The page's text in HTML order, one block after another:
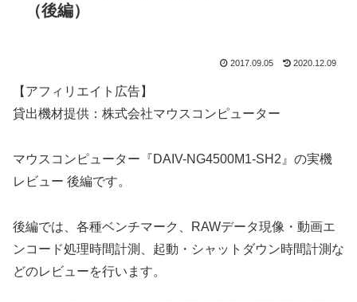
（後編）
2017.09.05 2020.12.09
【アフィリエイト広告】
貸出機材提供：株式会社マウスコンピューター
マウスコンピューター『DAIV-NG4500M1-SH2』の実機
レビュー 後編です。
後編では、各種ベンチマーク、RAWデータ現像・動画エ
ンコード処理時間計測、起動・シャットダウン時間計測な
どのレビューを行います。